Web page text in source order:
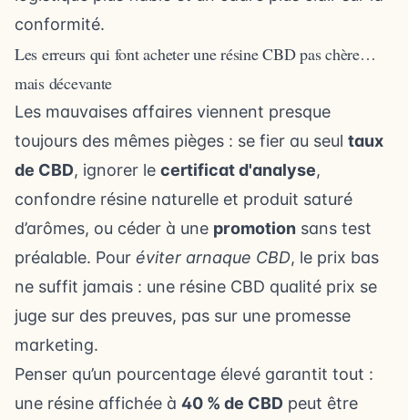
conformité.
Les erreurs qui font acheter une résine CBD pas chère…
mais décevante
Les mauvaises affaires viennent presque
toujours des mêmes pièges : se fier au seul taux
de CBD, ignorer le certificat d'analyse,
confondre résine naturelle et produit saturé
d’arômes, ou céder à une promotion sans test
préalable. Pour éviter arnaque CBD, le prix bas
ne suffit jamais : une résine CBD qualité prix se
juge sur des preuves, pas sur une promesse
marketing.
Penser qu’un pourcentage élevé garantit tout :
une résine affichée à 40 % de CBD peut être